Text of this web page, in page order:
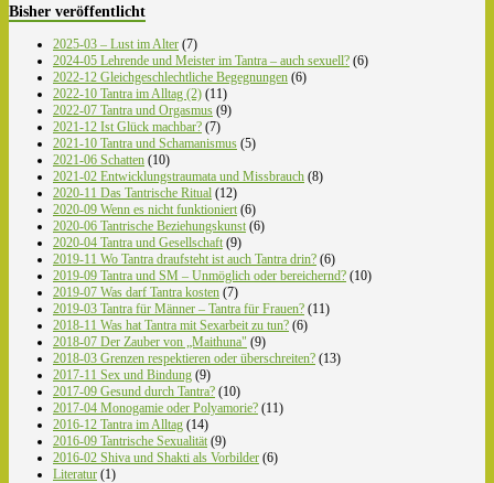
Bisher veröffentlicht
2025-03 – Lust im Alter (7)
2024-05 Lehrende und Meister im Tantra – auch sexuell? (6)
2022-12 Gleichgeschlechtliche Begegnungen (6)
2022-10 Tantra im Alltag (2) (11)
2022-07 Tantra und Orgasmus (9)
2021-12 Ist Glück machbar? (7)
2021-10 Tantra und Schamanismus (5)
2021-06 Schatten (10)
2021-02 Entwicklungstraumata und Missbrauch (8)
2020-11 Das Tantrische Ritual (12)
2020-09 Wenn es nicht funktioniert (6)
2020-06 Tantrische Beziehungskunst (6)
2020-04 Tantra und Gesellschaft (9)
2019-11 Wo Tantra draufsteht ist auch Tantra drin? (6)
2019-09 Tantra und SM – Unmöglich oder bereichernd? (10)
2019-07 Was darf Tantra kosten (7)
2019-03 Tantra für Männer – Tantra für Frauen? (11)
2018-11 Was hat Tantra mit Sexarbeit zu tun? (6)
2018-07 Der Zauber von „Maithuna" (9)
2018-03 Grenzen respektieren oder überschreiten? (13)
2017-11 Sex und Bindung (9)
2017-09 Gesund durch Tantra? (10)
2017-04 Monogamie oder Polyamorie? (11)
2016-12 Tantra im Alltag (14)
2016-09 Tantrische Sexualität (9)
2016-02 Shiva und Shakti als Vorbilder (6)
Literatur (1)